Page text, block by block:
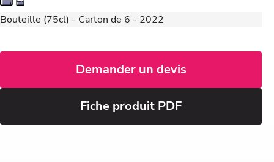
Bouteille (75cl) - Carton de 6 - 2022
Demander un devis
Fiche produit PDF